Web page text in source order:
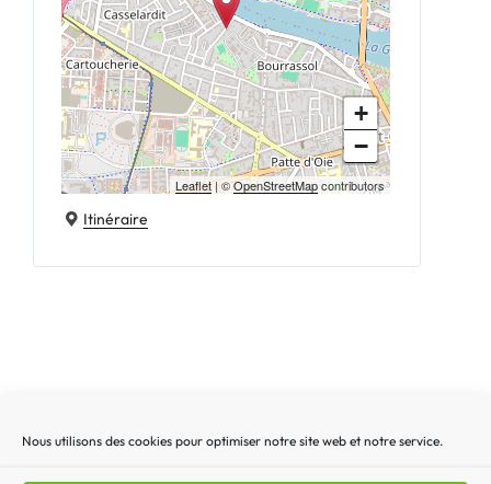
Nous utilisons des cookies pour optimiser notre site web et notre service.
+
−
Leaflet| ©OpenStreetMapcontributors
Itinéraire
Recherche